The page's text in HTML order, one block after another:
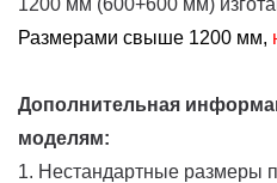
Размерами свыше 1200 мм,
Дополнительная
моделям:
1. Нестандартные размеры